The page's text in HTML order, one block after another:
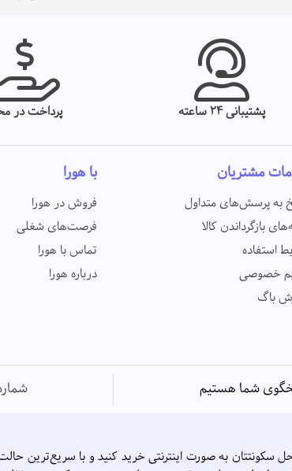
پشتیبانی 24 ساعته پرداخت در
مشتریان
به پرسش‌های متداول
بازگرداندن کالا
استفاده
خصوصی
باگ
با هورا
فروش در هورا
فرصت‌های شغلی
تماس با هورا
درباره هورا
شماره
سکونتتان به صورت اینترنتی خرید کنید و با سریع‌ترین